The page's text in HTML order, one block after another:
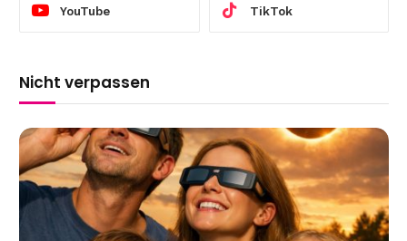
YouTube TikTok
Nicht verpassen